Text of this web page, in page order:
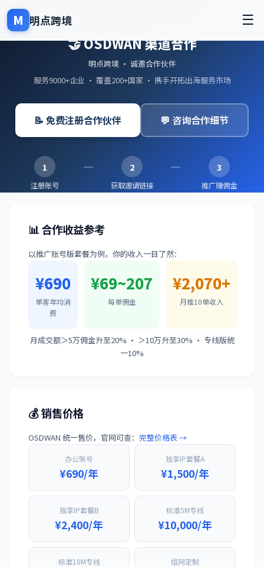
M 明点跨境 ☰
🤝 OSDWAN 渠道合作
明点跨境 · 诚邀合作伙伴
服务9000+企业 · 覆盖200+国家 · 携手开拓出海服务市场
📝 免费注册合作伙伴 💬 咨询合作细节
1
注册账号
2
获取邀请链接
3
推广赚佣金
📊 合作收益参考
以推广账号版套餐为例，你的收入一目了然：
¥690
单客年均消
费
¥69~207
每单佣金
¥2,070+
月推10单收入
月成交额＞5万佣金升至20% · ＞10万升至30% · 专线版统
一10%
💰 销售价格
OSDWAN 统一售价，官网可查： 完整价格表 →
办公账号
¥690/年
独享IP套餐A
¥1,500/年
独享IP套餐B
¥2,400/年
标准5M专线
¥10,000/年
标准10M专线 组网定制